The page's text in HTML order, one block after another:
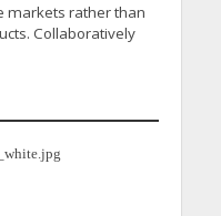
markets rather than
Collaboratively